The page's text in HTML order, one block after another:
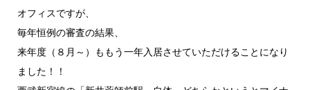
オフィスですが、
毎年恒例の審査の結果、
来年度（８月～）ももう一年入居させていただけることになり
ました！！